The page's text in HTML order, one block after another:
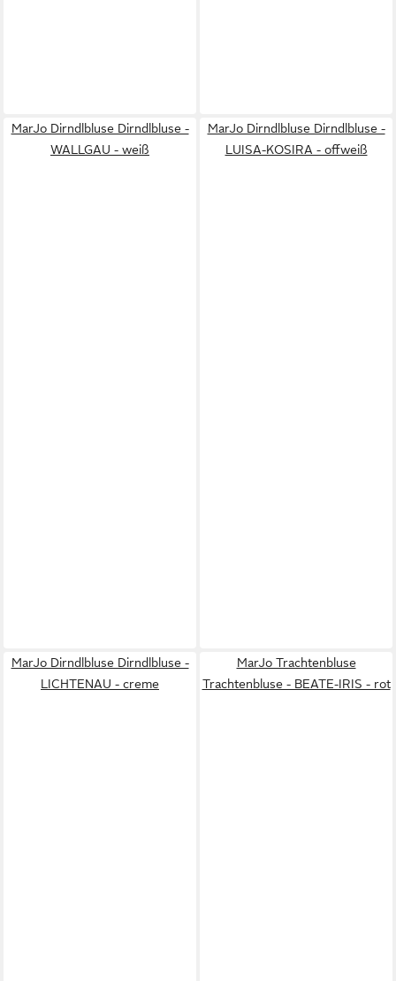
MarJo Dirndlbluse Dirndlbluse -
WALLGAU - weiß
MarJo Dirndlbluse Dirndlbluse -
LUISA-KOSIRA - offweiß
MarJo Dirndlbluse Dirndlbluse -
LICHTENAU - creme
MarJo Trachtenbluse
Trachtenbluse - BEATE-IRIS - rot